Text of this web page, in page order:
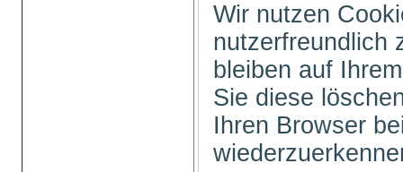
Wir nutzen
nutzerfreundlich
bleiben auf
Sie diese
Ihren Browser